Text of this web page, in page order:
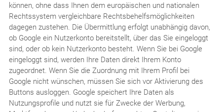
können, ohne dass Ihnen dem europäischen und nationalen
Rechtssystem vergleichbare Rechtsbehelfsmöglichkeiten
dagegen zustehen. Die Übermittlung erfolgt unabhängig davon,
ob Google ein Nutzerkonto bereitstellt, über das Sie eingeloggt
sind, oder ob kein Nutzerkonto besteht. Wenn Sie bei Google
eingeloggt sind, werden Ihre Daten direkt Ihrem Konto
zugeordnet. Wenn Sie die Zuordnung mit Ihrem Profil bei
Google nicht wünschen, müssen Sie sich vor Aktivierung des
Buttons ausloggen. Google speichert Ihre Daten als
Nutzungsprofile und nutzt sie für Zwecke der Werbung,